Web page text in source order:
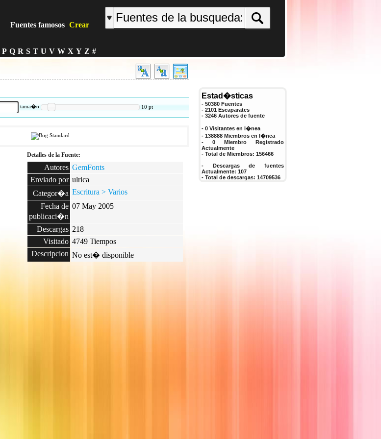
Fuentes famosos Crear
P Q R S T U V W X Y Z #
tama�o 10 pt
Detalles de la Fuente:
Autores GemFonts
Enviado por ulrica
Categor�a Escritura > Varios
Fecha de
publicaci�n
07 May 2005
Descargas 218
Visitado 4749 Tiempos
Descripcion No est� disponible
Estad�sticas
- 50380 Fuentes
- 2101 Escaparates
- 3246 Autores de fuente
- 0 Visitantes en l�nea
- 138888 Miembros en l�nea
- 0 Miembro Registrado
Actualmente
- Total de Miembros: 156466
- Descargas de fuentes
Actualmente: 107
- Total de descargas: 14709536